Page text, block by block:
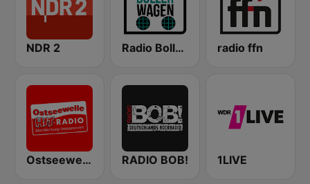
NDR 2 Radio Bollerwagen radio ffn
Ostseewelle Hit-Radio 105.6 RADIO BOB! 1LIVE